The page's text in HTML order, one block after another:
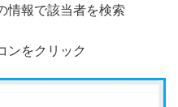
情報で該当者を検索
ンをクリック